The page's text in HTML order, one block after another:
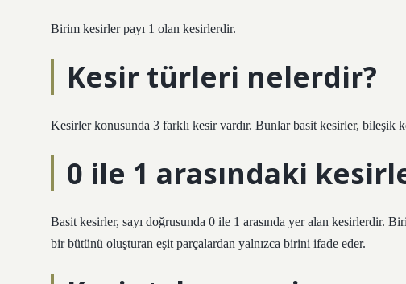
Birim kesirler payı 1 olan kesirlerdir.
Kesir türleri nelerdir?
Kesirler konusunda 3 farklı kesir vardır. Bunlar basit kesirler, bileşik
0 ile 1 arasındaki
Basit kesirler, sayı doğrusunda 0 ile 1 arasında yer alan kesirlerdir.
bir bütünü oluşturan eşit parçalardan yalnızca birini ifade eder.